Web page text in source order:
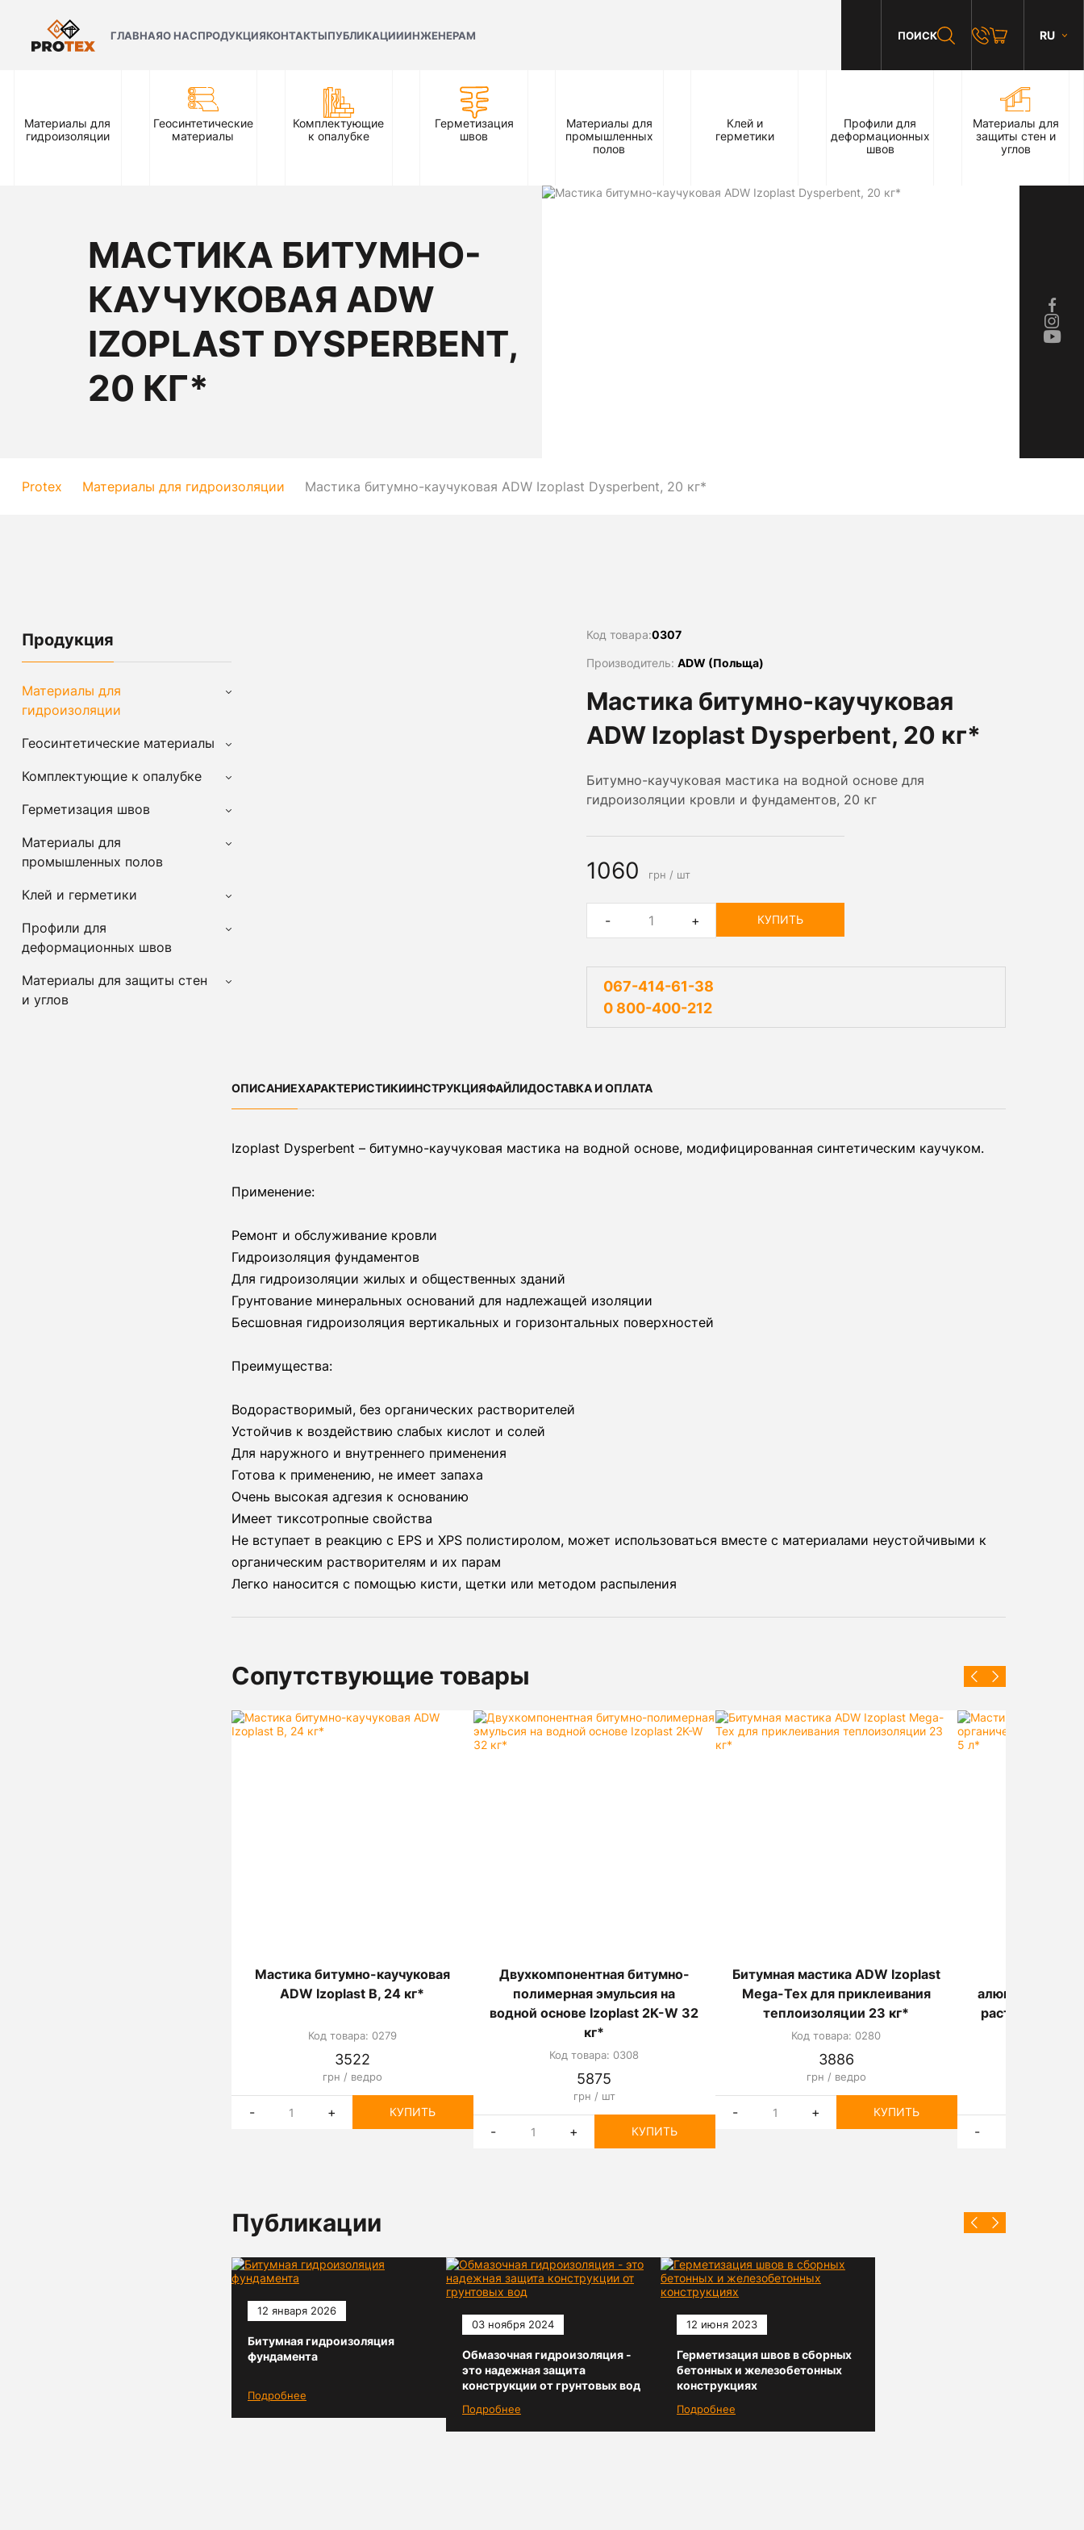
ГЛАВНАЯО НАСПРОДУКЦИЯКОНТАКТЫПУБЛИКАЦИИИНЖЕНЕРАМ ПОИСК RU
Материалы для
гидроизоляции
Геосинтетические
материалы
Комплектующие
к опалубке
Герметизация
швов
Материалы для
промышленных
полов
Клей и
герметики
Профили для
деформационных
швов
Материалы для
защиты стен и
углов
МАСТИКА БИТУМНО-
КАУЧУКОВАЯ ADW
IZOPLAST DYSPERBENT,
20 КГ*
Protex Материалы для гидроизоляции Мастика битумно-каучуковая ADW Izoplast Dysperbent, 20 кг*
Код товара:0307
Производитель: ADW (Польща)
Мастика битумно-каучуковая
ADW Izoplast Dysperbent, 20 кг*
Битумно-каучуковая мастика на водной основе для
гидроизоляции кровли и фундаментов, 20 кг
1060 грн / шт
- + КУПИТЬ
067-414-61-38
0 800-400-212
ОПИСАНИЕХАРАКТЕРИСТИКИИНСТРУКЦИЯФАЙЛИДОСТАВКА И ОПЛАТА
Izoplast Dysperbent – битумно-каучуковая мастика на водной основе, модифицированная синтетическим каучуком.
Применение:
Ремонт и обслуживание кровли
Гидроизоляция фундаментов
Для гидроизоляции жилых и общественных зданий
Грунтование минеральных оснований для надлежащей изоляции
Бесшовная гидроизоляция вертикальных и горизонтальных поверхностей
Преимущества:
Водорастворимый, без органических растворителей
Устойчив к воздействию слабых кислот и солей
Для наружного и внутреннего применения
Готова к применению, не имеет запаха
Очень высокая адгезия к основанию
Имеет тиксотропные свойства
Не вступает в реакцию с EPS и XPS полистиролом, может использоваться вместе с материалами неустойчивыми к
органическим растворителям и их парам
Легко наносится с помощью кисти, щетки или методом распыления
Сопутствующие товары
Мастика битумно-каучуковая
ADW Izoplast B, 24 кг*
Код товара: 0279
3522
грн / ведро
- + КУПИТЬ
Двухкомпонентная битумно-
полимерная эмульсия на
водной основе Izoplast 2K-W 32
кг*
Код товара: 0308
5875
грн / шт
- + КУПИТЬ
Битумная мастика ADW ​​Izoplast
Mega-Tex для приклеивания
теплоизоляции 23 кг*
Код товара: 0280
3886
грн / ведро
- + КУПИТЬ
алюминиевая
растворителе
-
Публикации
12 января 2026
Битумная гидроизоляция
фундамента
Подробнее
03 ноября 2024
Обмазочная гидроизоляция -
это надежная защита
конструкции от грунтовых вод
Подробнее
12 июня 2023
Герметизация швов в сборных
бетонных и железобетонных
конструкциях
Подробнее
Продукция
Материалы для
гидроизоляции
Геосинтетические материалы
Комплектующие к опалубке
Герметизация швов
Материалы для
промышленных полов
Клей и герметики
Профили для
деформационных швов
Материалы для защиты стен
и углов